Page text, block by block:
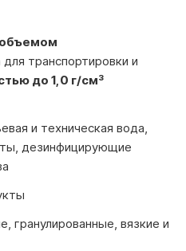
объемом
транспортировки и
до 1,0 г/см³
и техническая вода,
дезинфицирующие
гранулированные, вязкие и